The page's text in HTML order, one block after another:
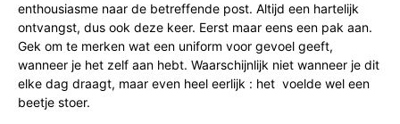
enthousiasme naar de betreffende post. Altijd een hartelijk
ontvangst, dus ook deze keer. Eerst maar eens een pak aan.
Gek om te merken wat een uniform voor gevoel geeft,
wanneer je het zelf aan hebt. Waarschijnlijk niet wanneer je dit
elke dag draagt, maar even heel eerlijk : het voelde wel een
beetje stoer.